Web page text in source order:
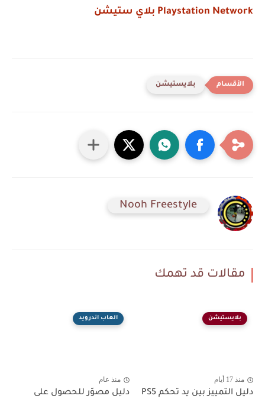
Playstation Network بلاي ستيشن
بلايستيشن
Nooh Freestyle
مقالات قد تهمك
بلايستيشن
منذ 17 أيام
دليل التمييز بين يد تحكم PS5
العاب اندرويد
منذ عام
دليل مصوّر للحصول على